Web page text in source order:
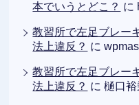
本でいうとどこ？ に
教習所で左足ブレー
法上違反？ に
教習所で左足ブレー
法上違反？ に樋口裕